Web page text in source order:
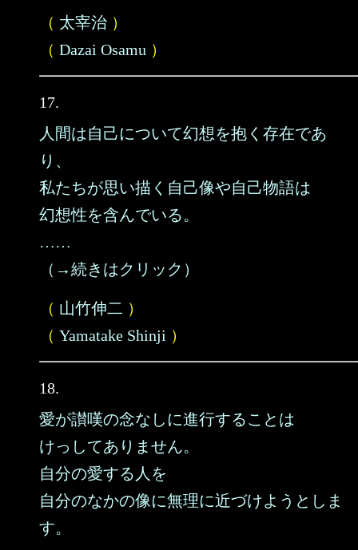
（ 太宰治 ）
（ Dazai Osamu ）
17.
人間は自己について幻想を抱く存在であ
り、
私たちが思い描く自己像や自己物語は
幻想性を含んでいる。
……
（→続きはクリック）
（ 山竹伸二 ）
（ Yamatake Shinji ）
18.
愛が讃嘆の念なしに進行することは
けっしてありません。
自分の愛する人を
自分のなかの像に無理に近づけようとしま
す。